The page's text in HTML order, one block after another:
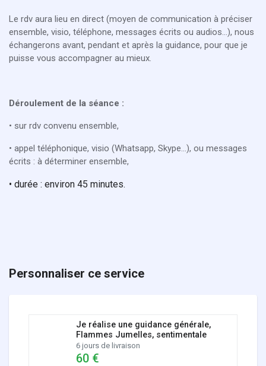
Le rdv aura lieu en direct (moyen de communication à préciser
ensemble, visio, téléphone, messages écrits ou audios...), nous
échangerons avant, pendant et après la guidance, pour que je
puisse vous accompagner au mieux.
Déroulement de la séance :
• sur rdv convenu ensemble,
• appel téléphonique, visio (Whatsapp, Skype...), ou messages
écrits : à déterminer ensemble,
• durée : environ 45 minutes.
Personnaliser ce service
Je réalise une guidance générale,
Flammes Jumelles, sentimentale
6 jours de livraison
60 €